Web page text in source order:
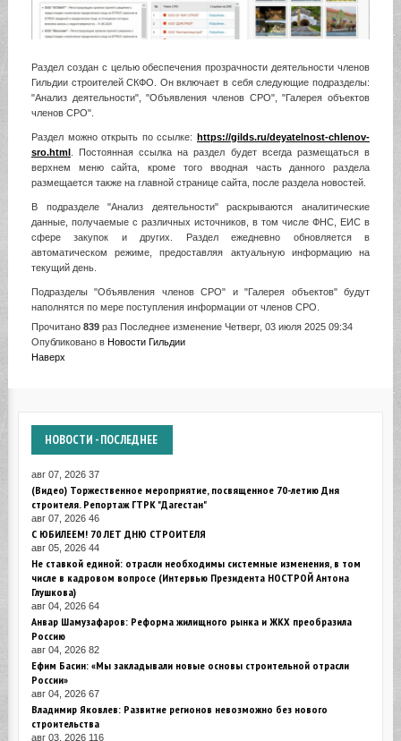
Раздел создан с целью обеспечения прозрачности деятельности членов
Гильдии строителей СКФО. Он включает в себя следующие подразделы:
"Анализ деятельности", "Объявления членов СРО", "Галерея объектов
членов СРО".
Раздел можно открыть по ссылке:https://gilds.ru/deyatelnost-chlenov-
sro.html. Постоянная ссылка на раздел будет всегда размещаться в
верхнем меню сайта, кроме того вводная часть данного раздела
размещается также на главной странице сайта, после раздела новостей.
В подразделе "Анализ деятельности" раскрываются аналитические
данные, получаемые с различных источников, в том числе ФНС, ЕИС в
сфере закупок и других. Раздел ежедневно обновляется в
автоматическом режиме, предоставляя актуальную информацию на
текущий день.
Подразделы "Объявления членов СРО" и "Галерея объектов" будут
наполнятся по мере поступления информации от членов СРО.
Прочитано 839раз Последнее изменение Четверг, 03 июля 2025 09:34
Опубликовано в Новости Гильдии
Наверх
НОВОСТИ - ПОСЛЕДНЕЕ
авг 07, 2026 37
(Видео) Торжественное мероприятие, посвященное 70-летию Дня
строителя. Репортаж ГТРК "Дагестан"
авг 07, 2026 46
С ЮБИЛЕЕМ! 70 ЛЕТ ДНЮ СТРОИТЕЛЯ
авг 05, 2026 44
Не ставкой единой: отрасли необходимы системные изменения, в том
числе в кадровом вопросе (Интервью Президента НОСТРОЙ Антона
Глушкова)
авг 04, 2026 64
Анвар Шамузафаров: Реформа жилищного рынка и ЖКХ преобразила
Россию
авг 04, 2026 82
Ефим Басин: «Мы закладывали новые основы строительной отрасли
России»
авг 04, 2026 67
Владимир Яковлев: Развитие регионов невозможно без нового
строительства
авг 03, 2026 116